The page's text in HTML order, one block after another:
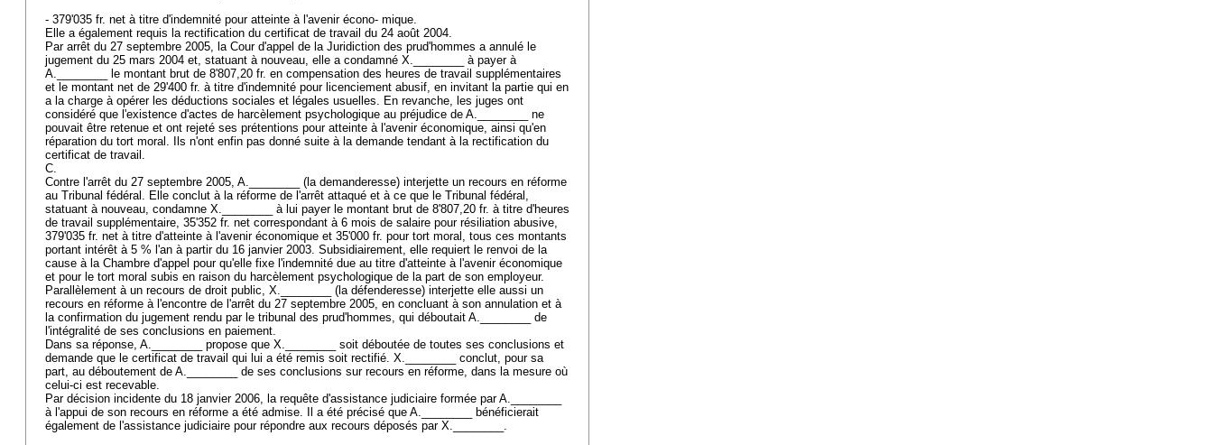
- 379'035 fr. net à titre d'indemnité pour atteinte à l'avenir écono- mique.
Elle a également requis la rectification du certificat de travail du 24 août 2004.
Par arrêt du 27 septembre 2005, la Cour d'appel de la Juridiction des prud'hommes a annulé le
jugement du 25 mars 2004 et, statuant à nouveau, elle a condamné X.________ à payer à
A.________ le montant brut de 8'807,20 fr. en compensation des heures de travail supplémentaires
et le montant net de 29'400 fr. à titre d'indemnité pour licenciement abusif, en invitant la partie qui en
a la charge à opérer les déductions sociales et légales usuelles. En revanche, les juges ont
considéré que l'existence d'actes de harcèlement psychologique au préjudice de A.________ ne
pouvait être retenue et ont rejeté ses prétentions pour atteinte à l'avenir économique, ainsi qu'en
réparation du tort moral. Ils n'ont enfin pas donné suite à la demande tendant à la rectification du
certificat de travail.
C.
Contre l'arrêt du 27 septembre 2005, A.________ (la demanderesse) interjette un recours en réforme
au Tribunal fédéral. Elle conclut à la réforme de l'arrêt attaqué et à ce que le Tribunal fédéral,
statuant à nouveau, condamne X.________ à lui payer le montant brut de 8'807,20 fr. à titre d'heures
de travail supplémentaire, 35'352 fr. net correspondant à 6 mois de salaire pour résiliation abusive,
379'035 fr. net à titre d'atteinte à l'avenir économique et 35'000 fr. pour tort moral, tous ces montants
portant intérêt à 5 % l'an à partir du 16 janvier 2003. Subsidiairement, elle requiert le renvoi de la
cause à la Chambre d'appel pour qu'elle fixe l'indemnité due au titre d'atteinte à l'avenir économique
et pour le tort moral subis en raison du harcèlement psychologique de la part de son employeur.
Parallèlement à un recours de droit public, X.________ (la défenderesse) interjette elle aussi un
recours en réforme à l'encontre de l'arrêt du 27 septembre 2005, en concluant à son annulation et à
la confirmation du jugement rendu par le tribunal des prud'hommes, qui déboutait A.________ de
l'intégralité de ses conclusions en paiement.
Dans sa réponse, A.________ propose que X.________ soit déboutée de toutes ses conclusions et
demande que le certificat de travail qui lui a été remis soit rectifié. X.________ conclut, pour sa
part, au déboutement de A.________ de ses conclusions sur recours en réforme, dans la mesure où
celui-ci est recevable.
Par décision incidente du 18 janvier 2006, la requête d'assistance judiciaire formée par A.________
à l'appui de son recours en réforme a été admise. Il a été précisé que A.________ bénéficierait
également de l'assistance judiciaire pour répondre aux recours déposés par X.________.